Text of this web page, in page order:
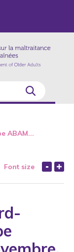
ABAM...
Font size